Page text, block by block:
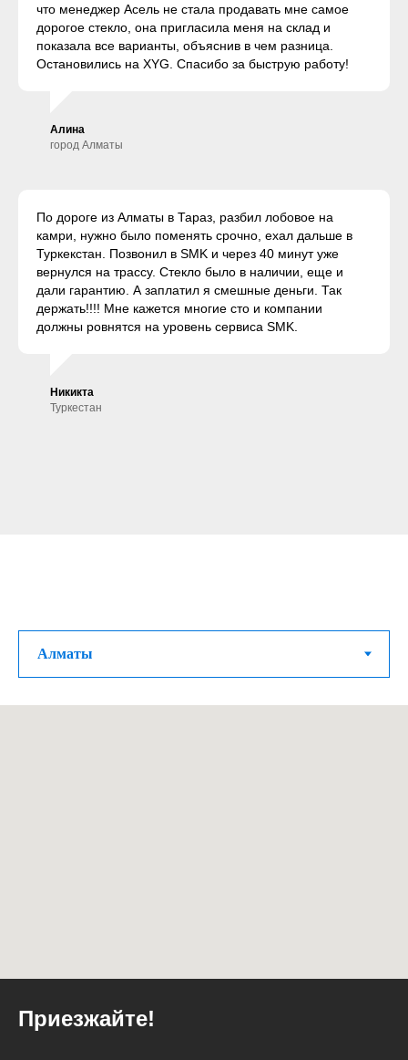
что менеджер Асель не стала продавать мне самое
дорогое стекло, она пригласила меня на склад и
показала все варианты, объяснив в чем разница.
Остановились на XYG. Спасибо за быструю работу!
Алина
город Алматы
По дороге из Алматы в Тараз, разбил лобовое на
камри, нужно было поменять срочно, ехал дальше в
Туркекстан. Позвонил в SMK и через 40 минут уже
вернулся на трассу. Стекло было в наличии, еще и
дали гарантию. А заплатил я смешные деньги. Так
держать!!!! Мне кажется многие сто и компании
должны ровнятся на уровень сервиса SMK.
Никикта
Туркестан
Приезжайте!